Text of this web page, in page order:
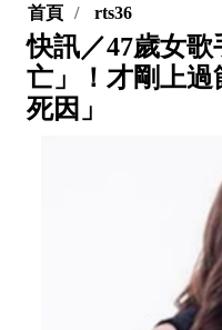
首頁 rts36
快訊／47歲女
亡」！才剛上
死因」